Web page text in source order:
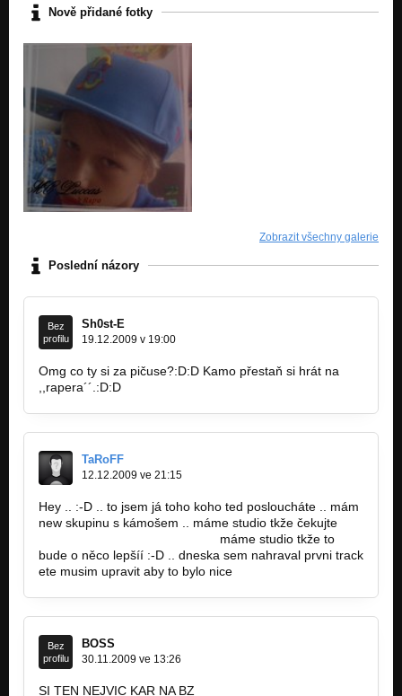
Nově přidané fotky
Zobrazit všechny galerie
Poslední názory
Bez
profilu
Sh0st-E
19.12.2009 v 19:00
Omg co ty si za pičuse?:D:D Kamo přestaň si hrát na
,,rapera´´.:D:D
TaRoFF
12.12.2009 ve 21:15
Hey .. :-D .. to jsem já toho koho ted posloucháte .. mám
new skupinu s kámošem .. máme studio tkže čekujte
máme studio tkže to
bude o něco lepšíí :-D .. dneska sem nahraval prvni track
ete musim upravit aby to bylo nice
Bez
profilu
BOSS
30.11.2009 ve 13:26
SI TEN NEJVIC KAR NA BZ